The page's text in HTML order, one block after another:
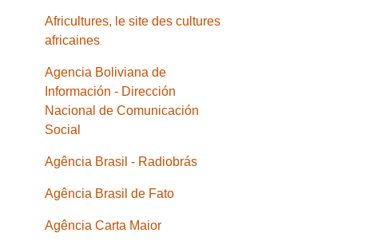
Africultures, le site des cultures
africaines
Agencia Boliviana de
Información - Dirección
Nacional de Comunicación
Social
Agência Brasil - Radiobrás
Agência Brasil de Fato
Agência Carta Maior